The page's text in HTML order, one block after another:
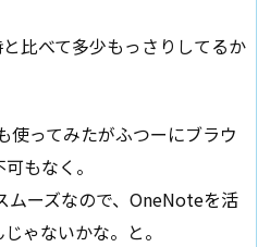
比べて多少もっさりしてるか
使ってみたがふつーにブラウ
もなく。
ーズなので、OneNoteを活
ゃないかな。と。